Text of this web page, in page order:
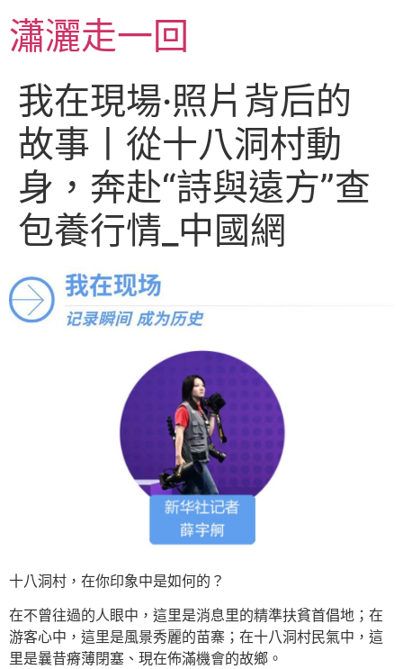
至
主瀟灑走一回
我在現場·照片背后的
故事丨從十八洞村動
身，奔赴“詩與遠方”查
包養行情_中國網
十八洞村，在你印象中是如何的？
在不曾往過的人眼中，這里是消息里的精準扶貧首倡地；在
游客心中，這里是風景秀麗的苗寨；在十八洞村民氣中，這
里是曩昔瘠薄閉塞、現在佈滿機會的故鄉。